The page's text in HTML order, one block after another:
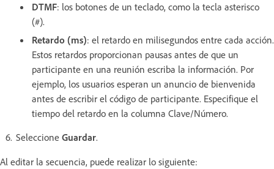
DTMF: los botones de un teclado, como la tecla asterisco
(#).
Retardo (ms): el retardo en milisegundos entre cada acción.
Estos retardos proporcionan pausas antes de que un
participante en una reunión escriba la información. Por
ejemplo, los usuarios esperan un anuncio de bienvenida
antes de escribir el código de participante. Especifique el
tiempo del retardo en la columna Clave/Número.
Seleccione Guardar.
Al editar la secuencia, puede realizar lo siguiente: